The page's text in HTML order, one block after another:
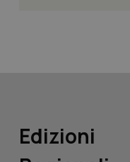
Edizioni